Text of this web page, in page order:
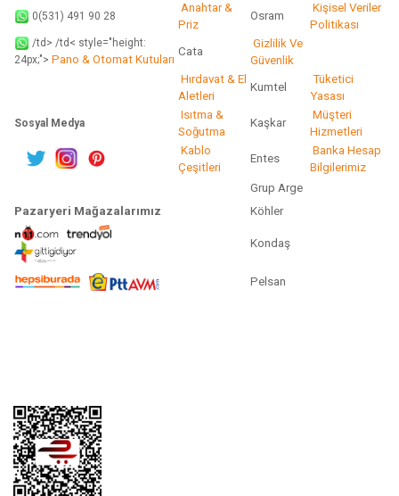
0(531) 491 90 28
Anahtar &
Priz
Osram
Kişisel Veriler
Politikası
/td> /td< style="height:
24px;"> Pano & Otomat Kutuları
Cata
Gizlilik Ve
Güvenlik
Hırdavat & El
Aletleri
Kumtel
Tüketici
Yasası
Sosyal Medya
Isıtma &
Soğutma
Kaşkar
Müşteri
Hizmetleri
Kablo
Çeşitleri
Entes
Banka Hesap
Bilgilerimiz
Grup Arge
Pazaryeri Mağazalarımız
Köhler
Kondaş
Pelsan